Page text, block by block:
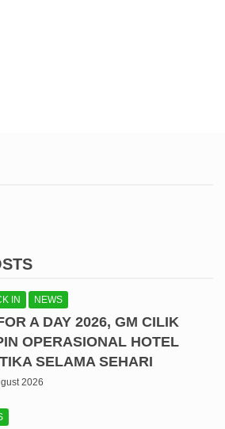
IN NEWS
A DAY 2026, GM CILIK
OPERASIONAL HOTEL
SELAMA SEHARI
2026